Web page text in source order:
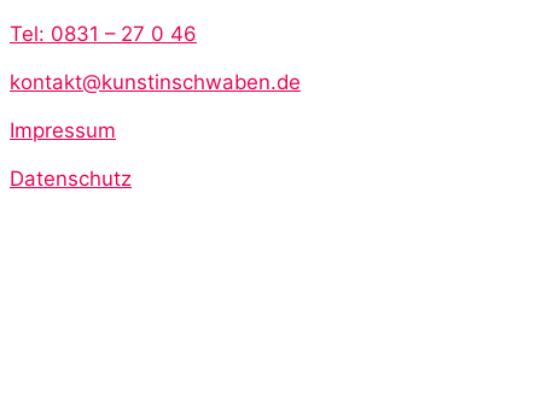
Tel: 0831 – 27 0 46
kontakt@kunstinschwaben.de
Impressum
Datenschutz